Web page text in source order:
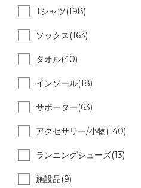
Tシャツ(198)
ソックス(163)
タオル(40)
インソール(18)
サポーター(63)
アクセサリー/小物(140)
ランニングシューズ(13)
施設品(9)